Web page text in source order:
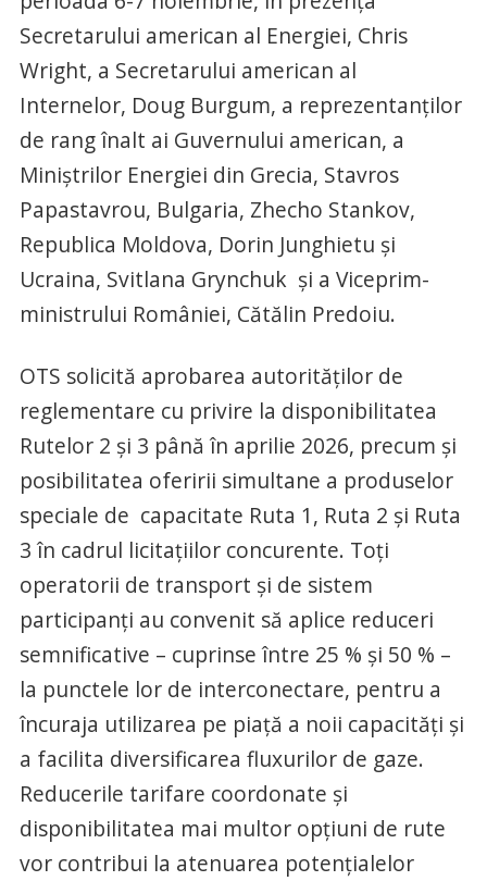
Secretarului american al Energiei, Chris
Wright, a Secretarului american al
Internelor, Doug Burgum, a reprezentanților
de rang înalt ai Guvernului american, a
Miniștrilor Energiei din Grecia, Stavros
Papastavrou, Bulgaria, Zhecho Stankov,
Republica Moldova, Dorin Junghietu și
Ucraina, Svitlana Grynchuk și a Viceprim-
ministrului României, Cătălin Predoiu.
OTS solicită aprobarea autorităților de
reglementare cu privire la disponibilitatea
Rutelor 2 și 3 până în aprilie 2026, precum și
posibilitatea oferirii simultane a produselor
speciale de capacitate Ruta 1, Ruta 2 și Ruta
3 în cadrul licitațiilor concurente. Toți
operatorii de transport și de sistem
participanți au convenit să aplice reduceri
semnificative – cuprinse între 25 % și 50 % –
la punctele lor de interconectare, pentru a
încuraja utilizarea pe piață a noii capacități și
a facilita diversificarea fluxurilor de gaze.
Reducerile tarifare coordonate și
disponibilitatea mai multor opțiuni de rute
vor contribui la atenuarea potențialelor